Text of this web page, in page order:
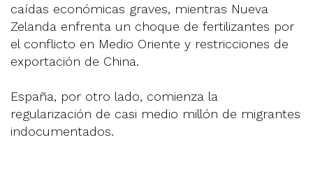
caídas económicas graves, mientras Nueva
Zelanda enfrenta un choque de fertilizantes por
el conflicto en Medio Oriente y restricciones de
exportación de China.
España, por otro lado, comienza la
regularización de casi medio millón de migrantes
indocumentados.